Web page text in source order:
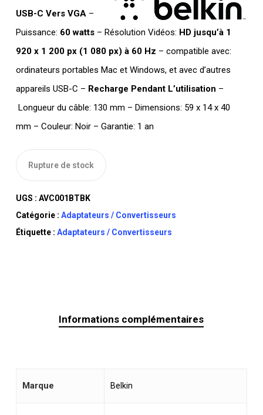
USB-C Vers VGA–
Puissance: 60 watts– Résolution Vidéos: HD jusqu’à 1
920 x 1 200 px (1 080 px) à 60 Hz – compatible avec:
ordinateurs portables Mac et Windows, et avec d’autres
appareils USB-C – Recharge Pendant L’utilisation –
Longueur du câble: 130 mm – Dimensions: 59 x 14 x 40
mm – Couleur: Noir – Garantie: 1 an
Rupture de stock
UGS : AVC001BTBK
Catégorie : Adaptateurs / Convertisseurs
Étiquette : Adaptateurs / Convertisseurs
Informations complémentaires
Marque Belkin